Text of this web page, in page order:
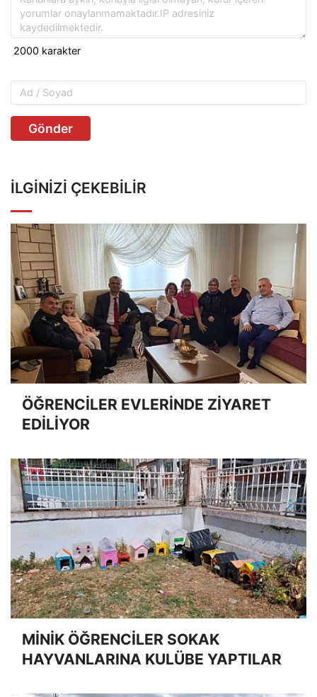
Gönder
İLGINIZI ÇEKEBILIR
ÖĞRENCİLER EVLERİNDE ZİYARET
EDİLİYOR
MİNİK ÖĞRENCİLER SOKAK
HAYVANLARINA KULÜBE YAPTILAR